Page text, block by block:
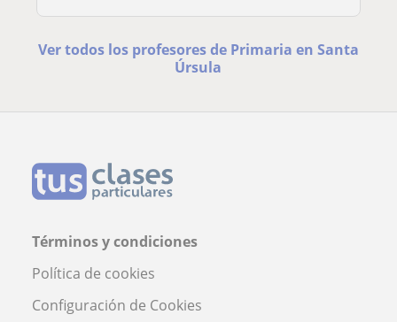
Ver todos los profesores de Primaria en Santa
Úrsula
Términos y condiciones
Política de cookies
Configuración de Cookies